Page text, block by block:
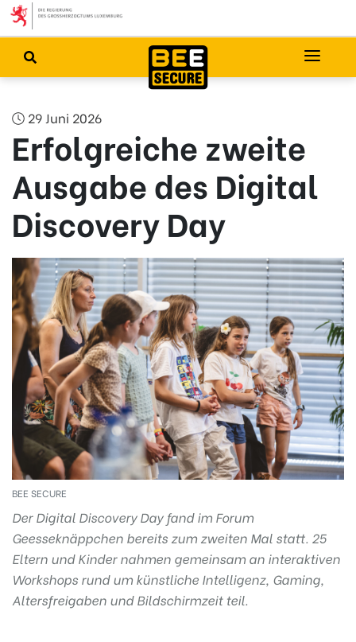
29 Juni 2026
Erfolgreiche zweite
Ausgabe des Digital
Discovery Day
BEE SECURE
Der Digital Discovery Day fand im Forum
Geesseknäppchen bereits zum zweiten Mal statt. 25
Eltern und Kinder nahmen gemeinsam an interaktiven
Workshops rund um künstliche Intelligenz, Gaming,
Altersfreigaben und Bildschirmzeit teil.